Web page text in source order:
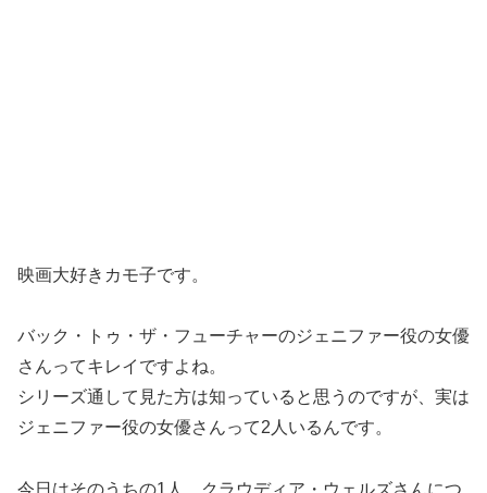
映画大好きカモ子です。
バック・トゥ・ザ・フューチャーのジェニファー役の女優
さんってキレイですよね。
シリーズ通して見た方は知っていると思うのですが、実は
ジェニファー役の女優さんって2人いるんです。